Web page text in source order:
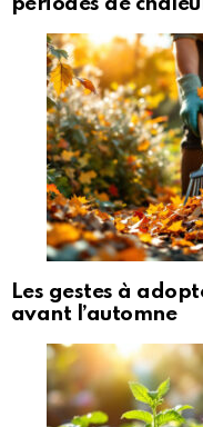
Les gestes à
avant l’automne